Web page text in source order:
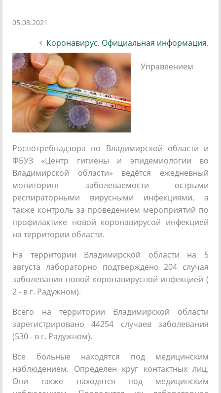
05.08.2021
Коронавирус. Официальная информация.
Управлением
Роспотребнадзора по Владимирской области и
ФБУЗ «Центр гигиены и эпидемиологии во
Владимирской области» ведётся ежедневный
мониторинг заболеваемости острыми
респираторными вирусными инфекциями, а
также контроль за проведением мероприятий по
профилактике новой коронавирусой инфекцией
на территории области.
На территории Владимирской области на 5
августа лабораторно подтверждено 204 случая
заболевания новой коронавирусной инфекцией (
2 - в г. Радужном).
Всего на территории Владимирской области
зарегистрировано 44254 случаев заболевания
(530 - в г. Радужном).
Все больные находятся под медицинским
наблюдением. Определен круг контактных лиц.
Они также находятся под медицинским